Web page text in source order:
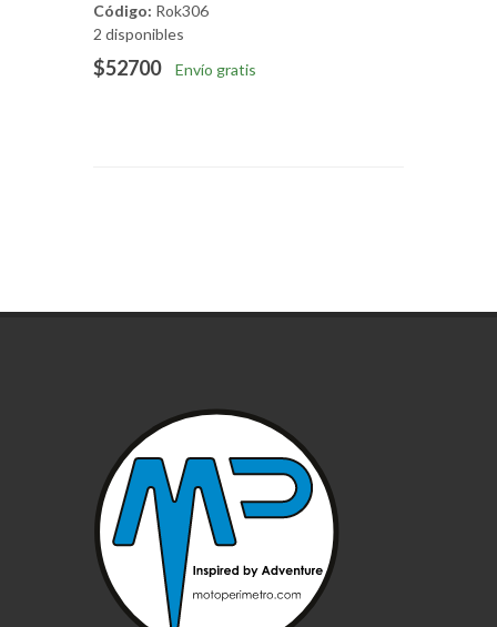
Código: Rok306
2 disponibles
$52700 Envío gratis